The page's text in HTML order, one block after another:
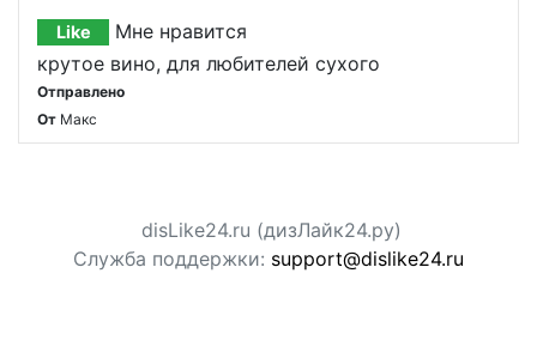
Like
Мне нравится
крутое вино, для любителей сухого
Отправлено
От Макс
disLike24.ru (дизЛайк24.ру)
Служба поддержки: support@dislike24.ru